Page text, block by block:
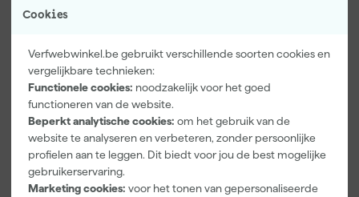
Cookies
Verfwebwinkel.be gebruikt verschillende soorten cookies en
vergelijkbare technieken:
Functionele cookies: noodzakelijk voor het goed
functioneren van de website.
Beperkt analytische cookies: om het gebruik van de
website te analyseren en verbeteren, zonder persoonlijke
profielen aan te leggen. Dit biedt voor jou de best mogelijke
gebruikerservaring.
Marketing cookies: voor het tonen van gepersonaliseerde
Onze Top 10